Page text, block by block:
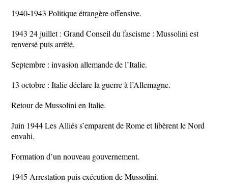
1940-1943 Politique étrangère offensive.
1943 24 juillet : Grand Conseil du fascisme : Mussolini est
renversé puis arrêté.
Septembre : invasion allemande de l’Italie.
13 octobre : Italie déclare la guerre à l’Allemagne.
Retour de Mussolini en Italie.
Juin 1944 Les Alliés s’emparent de Rome et libèrent le Nord
envahi.
Formation d’un nouveau gouvernement.
1945 Arrestation puis exécution de Mussolini.